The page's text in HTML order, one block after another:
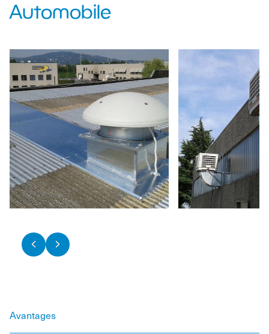
* Je consens au traitement de mes données personnelles à des fins de
Je consens à l'utilisation de mes données personnelles pour être
informé des nouveautés, des produits exclusifs et à des fins de
marketing direct liées aux services proposés à travers l'analyse de mes
achats précédents
Envoyer la demande
Automobile
Avantages